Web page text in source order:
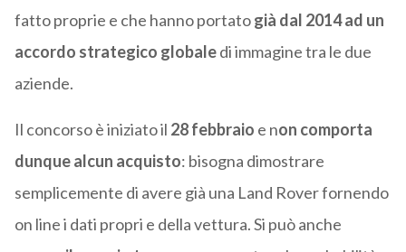
fatto proprie e che hanno portatogià dal 2014 ad un
accordo strategico globaledi immagine tra le due
aziende.
Il concorso è iniziato il 28 febbraio e non comporta
dunque alcun acquisto: bisogna dimostrare
semplicemente di avere già una Land Rover fornendo
on line i dati propri e della vettura. Si può anche